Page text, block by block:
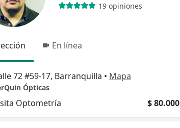
19 opiniones
En línea
72 #59-17, Barranquilla • Mapa
Ópticas
Optometría $ 80.000